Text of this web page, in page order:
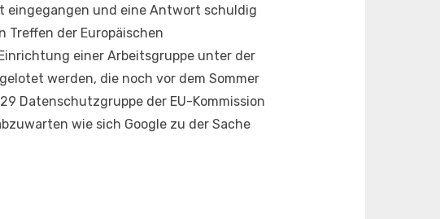
eingegangen und eine Antwort schuldig
Treffen der Europäischen
einer Arbeitsgruppe unter der
werden, die noch vor dem Sommer
Datenschutzgruppe der EU-Kommission
wie sich Google zu der Sache